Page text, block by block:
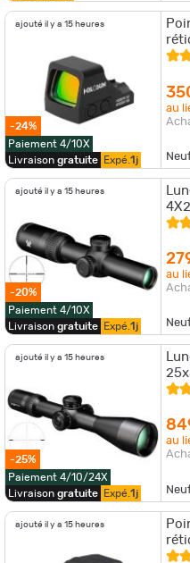
ajouté il y a 15 heures
-24%
Paiement 4/10X
Livraison gratuite Expé. 1j
au
ajouté il y a 15 heures
-20%
Paiement 4/10X
Livraison gratuite Expé. 1j
au
ajouté il y a 15 heures
-25%
Paiement 4/10/24X
Livraison gratuite Expé. 1j
au
ajouté il y a 15 heures